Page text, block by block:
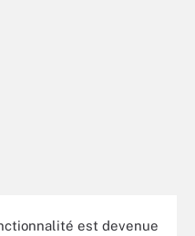
est devenue